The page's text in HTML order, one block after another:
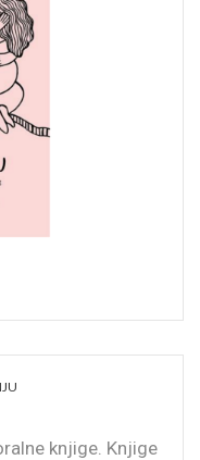
knjige. Knjige